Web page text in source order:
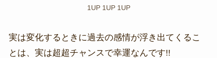
1UP 1UP 1UP
実は変化するときに過去の感情が浮き出てくるこ
とは、実は超超チャンスで幸運なんです!!